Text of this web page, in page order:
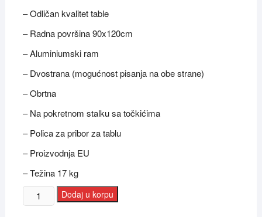
– Odličan kvalitet table
– Radna površina 90x120cm
– Aluminiumski ram
– Dvostrana (mogućnost pisanja na obe strane)
– Obrtna
– Na pokretnom stalku sa točkićima
– Polica za pribor za tablu
– Proizvodnja EU
– Težina 17 kg
Tabla
bela
Dodaj u korpu